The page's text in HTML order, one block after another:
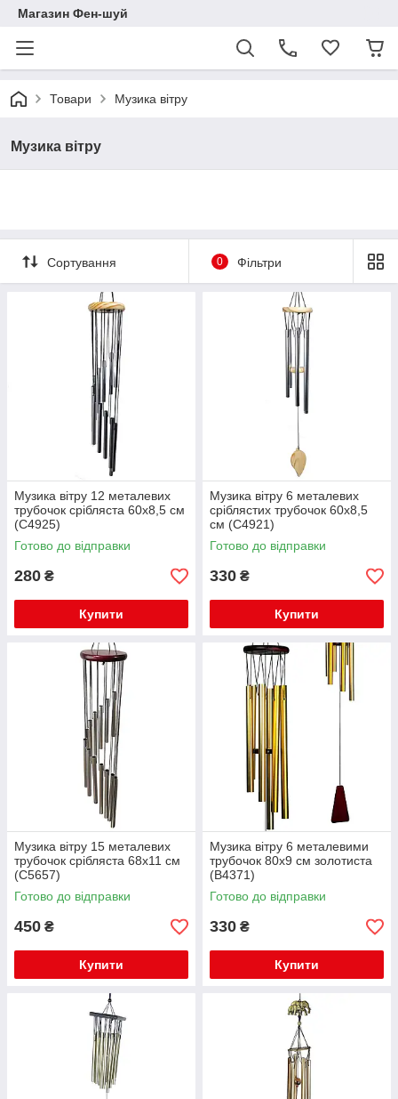
Магазин Фен-шуй
Товари Музика вітру
Музика вітру
Сортування 0 Фільтри
Музика вітру 12 металевих
трубочок срібляста 60х8,5 см
(С4925)
Готово до відправки
280 ₴
Купити
Музика вітру 6 металевих
сріблястих трубочок 60х8,5
см (С4921)
Готово до відправки
330 ₴
Купити
Музика вітру 15 металевих
трубочок срібляста 68х11 см
(С5657)
Готово до відправки
450 ₴
Купити
Музика вітру 6 металевими
трубочок 80х9 см золотиста
(В4371)
Готово до відправки
330 ₴
Купити